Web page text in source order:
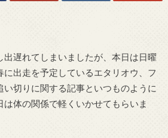
遅れてしまいましたが、本日は日曜
出走を予定しているエタリオウ、フ
い切りに関する記事といつものように
体の関係で軽くいかせてもらいま